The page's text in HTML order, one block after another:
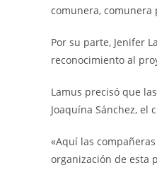
comunera, comunera
Por su parte, Jenifer
reconocimiento al
Lamus precisó que
Joaquína Sánchez,
«Aquí las
organización de esta